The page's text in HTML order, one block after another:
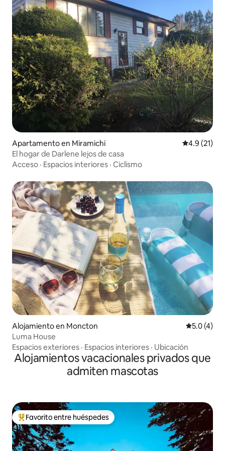
Apartamento en Miramichi Calificación
4.9 (21)
El hogar de Darlene lejos de casa
Acceso · Espacios interiores · Ciclismo
Alojamiento en Moncton
5.0 (4)
Luma House
Espacios exteriores · Espacios interiores · Ubicación
Alojamientos vacacionales privados que
admiten mascotas
Favorito entre huéspedes preferido
Favorito entre huéspedes